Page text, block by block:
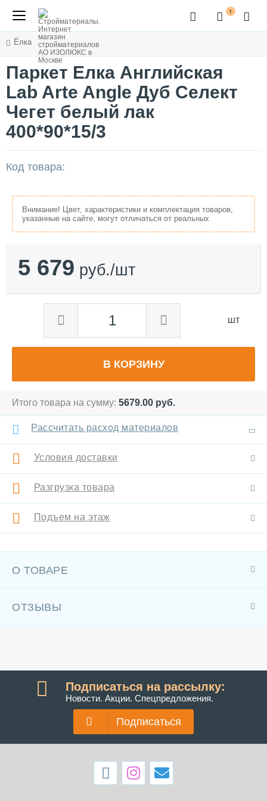
1
Ёлка
Паркет Елка Английская
Lab Arte Angle Дуб Селект
Чегет белый лак
400*90*15/3
Код товара:
Внимание! Цвет, характеристики и комплектация товаров,
указанные на сайте, могут отличаться от реальных
5 679 руб./шт
Рассчитать расход материалов
шт
В КОРЗИНУ
Итого товара на сумму: 5679.00 руб.
Условия доставки
Разгрузка товара
Подъем на этаж
О ТОВАРЕ
ОТЗЫВЫ
Подписаться на рассылку:
Новости. Акции. Спецпредложения.
Подписаться